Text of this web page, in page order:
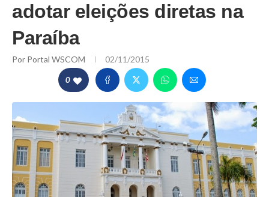
adotar eleições diretas na
Paraíba
Por Portal WSCOM 02/11/2015
0